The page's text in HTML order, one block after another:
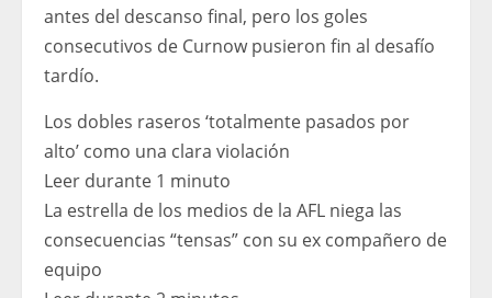
antes del descanso final, pero los goles
consecutivos de Curnow pusieron fin al desafío
tardío.
Los dobles raseros ‘totalmente pasados ​​por
alto’ como una clara violación
Leer durante 1 minuto
La estrella de los medios de la AFL niega las
consecuencias “tensas” con su ex compañero de
equipo